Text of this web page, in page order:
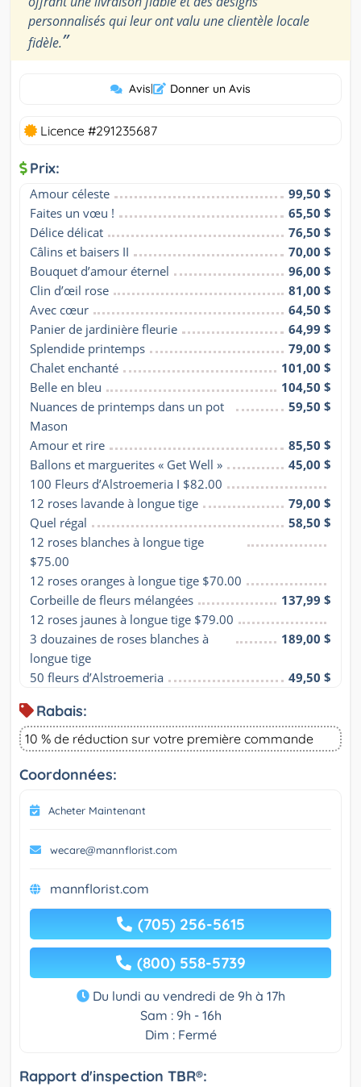
personnalisés qui leur ont valu une clientèle locale
fidèle.”
Avis| Donner un Avis
Licence #291235687
Prix:
Amour céleste
99,50 $
Faites un vœu !
65,50 $
Délice délicat
76,50 $
Câlins et baisers II
70,00 $
Bouquet d’amour éternel
96,00 $
Clin d’œil rose
81,00 $
Avec cœur
64,50 $
Panier de jardinière fleurie
64,99 $
Splendide printemps
79,00 $
Chalet enchanté
101,00 $
Belle en bleu
104,50 $
Nuances de printemps dans un pot
Mason
59,50 $
Amour et rire
85,50 $
Ballons et marguerites « Get Well »
45,00 $
100 Fleurs d’Alstroemeria I $82.00
12 roses lavande à longue tige
79,00 $
Quel régal
58,50 $
12 roses blanches à longue tige
$75.00
12 roses oranges à longue tige $70.00
Corbeille de fleurs mélangées
137,99 $
12 roses jaunes à longue tige $79.00
3 douzaines de roses blanches à
longue tige
189,00 $
50 fleurs d’Alstroemeria 49,50 $
Rabais:
10 % de réduction sur votre première commande
Coordonnées:
Acheter Maintenant
wecare@mannflorist.com
mannflorist.com
(705) 256-5615
(800) 558-5739
Du lundi au vendredi de 9h à 17h
Sam : 9h - 16h
Dim : Fermé
Rapport d'inspection TBR®: